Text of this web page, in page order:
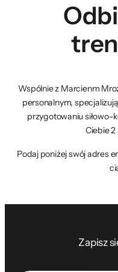
Wspólnie z Marcienm
personalnym,
przygotowaniu siłowo-
Ciebie
Podaj poniżej swój adres
Zapisz